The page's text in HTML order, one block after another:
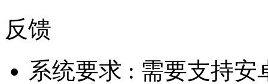
反馈
系统要求 : 需要支持安